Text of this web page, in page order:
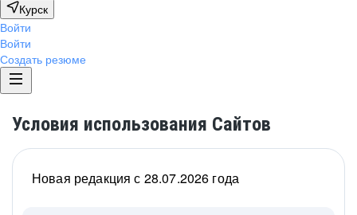
Курск
Войти
Войти
Создать резюме
Условия использования Сайтов
Новая редакция с 28.07.2026 года